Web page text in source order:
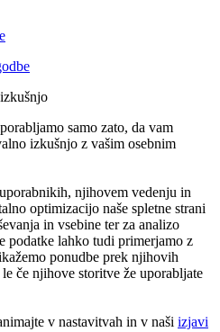
samo zato, da vam
izkušnjo z vašim osebnim
njihovem vedenju in
optimizacijo naše spletne strani
in vsebine ter za analizo
podatke lahko tudi primerjamo z
ponudbe prek njihovih
če njihove storitve že uporabljate
v nastavitvah in v naši izjavi